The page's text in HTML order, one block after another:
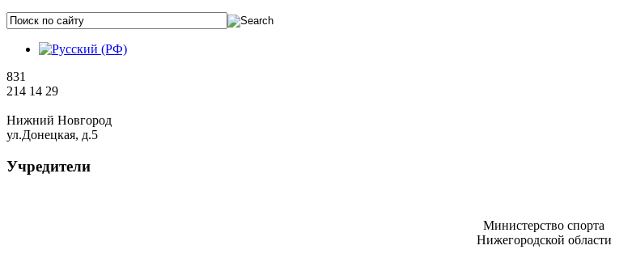
831
214 14 29
Нижний Новгород
ул.Донецкая, д.5
Учредители
Министерство спорта
Нижегородской области